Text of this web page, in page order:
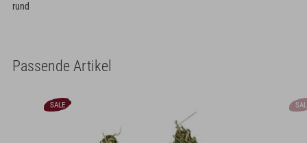
rund
Passende Artikel